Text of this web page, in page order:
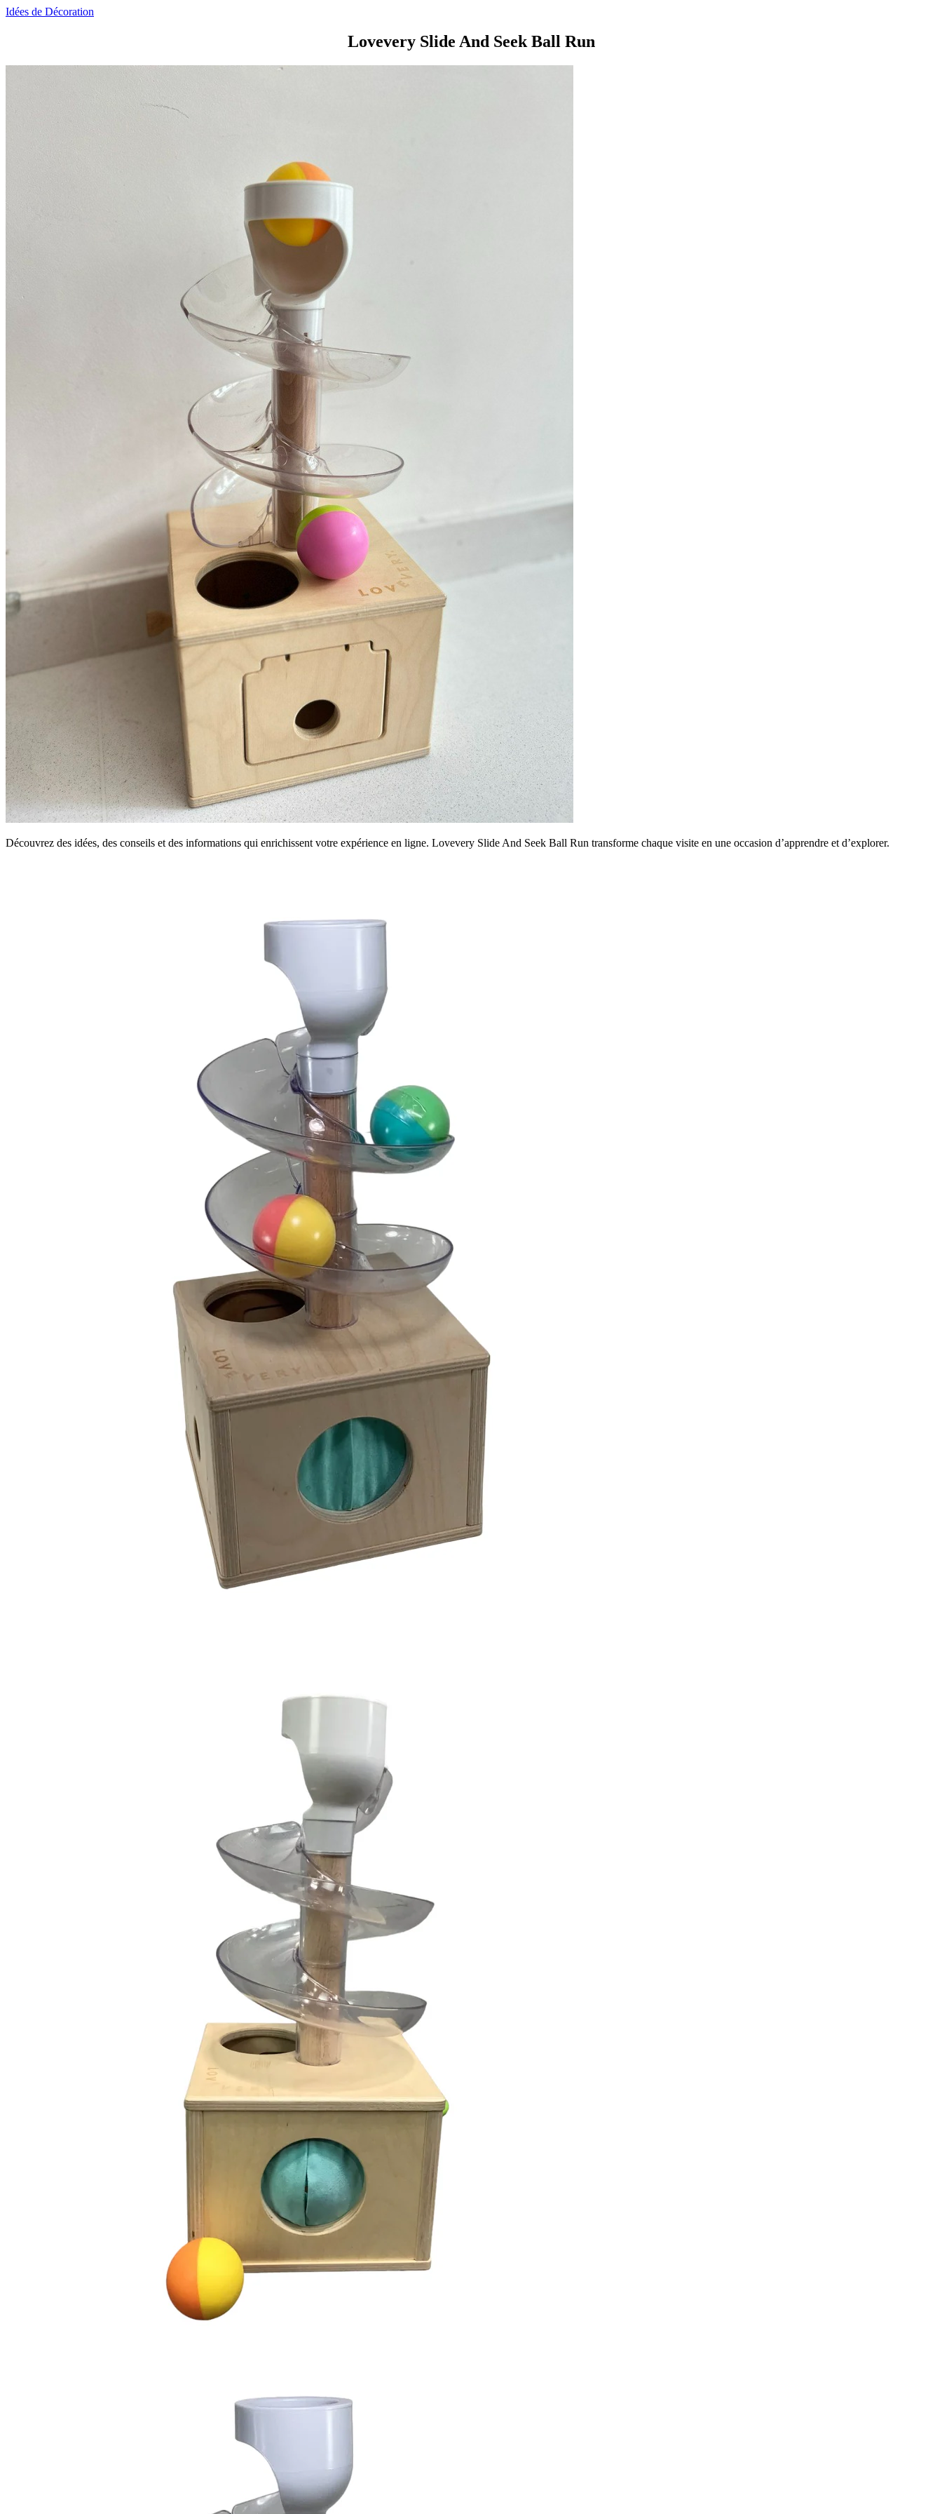
Idées de Décoration
Lovevery Slide And Seek Ball Run
Découvrez des idées, des conseils et des informations qui enrichissent votre expérience en ligne. Lovevery Slide And Seek Ball Run transforme chaque visite en une occasion d’apprendre et d’explorer.